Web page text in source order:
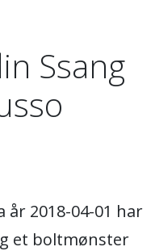
Ssang
år 2018-04-01 har
et boltmønster